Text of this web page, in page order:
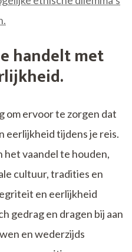
handelt met
om ervoor te zorgen dat
eerlijkheid tijdens je reis.
het vaandel te houden,
cultuur, tradities en
en eerlijkheid
gedrag en dragen bij aan
en wederzijds